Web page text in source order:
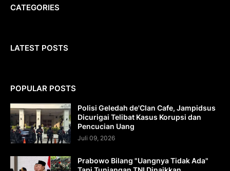
CATEGORIES
LATEST POSTS
POPULAR POSTS
Polisi Geledah de'Clan Cafe, Jampidsus
Dicurigai Telibat Kasus Korupsi dan
Pencucian Uang
Juli 09, 2026
Prabowo Bilang "Uangnya Tidak Ada"